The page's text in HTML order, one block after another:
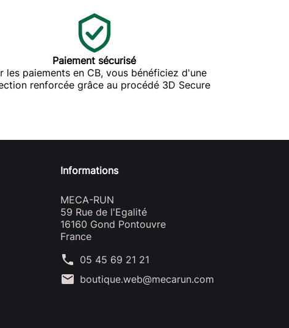
Paiement sécurisé
les paiements en CB, vous bénéficiez d'une
renforcée grâce au procédé 3D Secure
Informations
MECA-RUN
59 Rue de l'Egalité
16160 Gond Pontouvre
France
phone 05 45 69 21 21
mail boutique.web@mecarun.com